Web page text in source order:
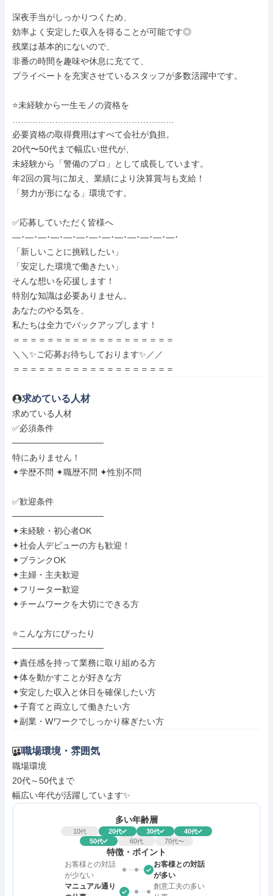
深夜手当がしっかりつくため、
効率よく安定した収入を得ることが可能です◎
残業は基本的にないので、
非番の時間を趣味や休息に充てて、
プライベートを充実させているスタッフが多数活躍中です。
⭐未経験から一生モノの資格を
必要資格の取得費用はすべて会社が負担。
20代〜50代まで幅広い世代が、
未経験から「警備のプロ」として成長しています。
年2回の賞与に加え、業績により決算賞与も支給！
「努力が形になる」環境です。
✅応募していただく皆様へ
―･―･―･―･―･―･―･―･―･―･―･―･―･
「新しいことに挑戦したい」
「安定した環境で働きたい」
そんな想いを応援します！
特別な知識は必要ありません。
あなたのやる気を、
私たちは全力でバックアップします！
＝＝＝＝＝＝＝＝＝＝＝＝＝＝＝＝＝＝＝
＼＼✨ご応募お待ちしております✨／／
＝＝＝＝＝＝＝＝＝＝＝＝＝＝＝＝＝＝＝
求めている人材
求めている人材
✅必須条件
───────────────
特にありません！
✦学歴不問 ✦職歴不問 ✦性別不問
✅歓迎条件
───────────────
✦未経験・初心者OK
✦社会人デビューの方も歓迎！
✦ブランクOK
✦主婦・主夫歓迎
✦フリーター歓迎
✦チームワークを大切にできる方
⭐こんな⽅にぴったり
───────────────
✦責任感を持って業務に取り組める方
✦体を動かすことが好きな方
✦安定した収入と休日を確保したい方
✦子育てと両立して働きたい方
✦副業・Wワークでしっかり稼ぎたい方
職場環境・雰囲気
職場環境
20代～50代まで
幅広い年代が活躍しています✨
多い年齢層
10代 20代 30代 40代
50代 60代 70代〜
特徴・ポイント
お客様との対話
が少ない
お客様との対話
が多い
マニュアル通り
創意工夫の多い